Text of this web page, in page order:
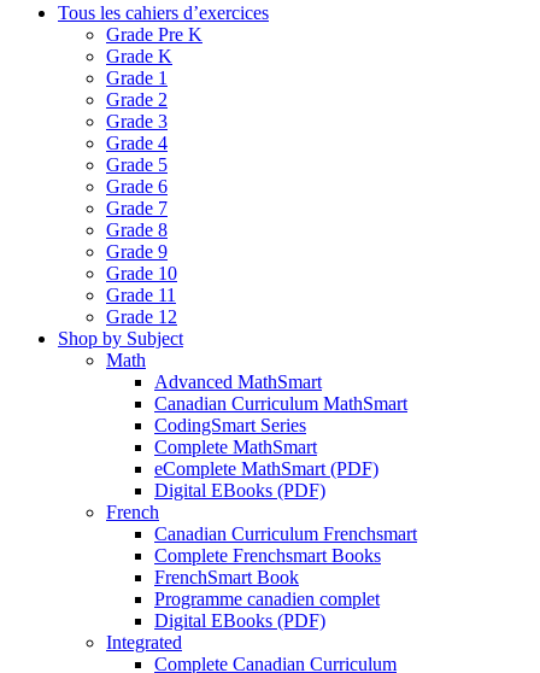
Tous les cahiers d’exercices
Grade Pre K
Grade K
Grade 1
Grade 2
Grade 3
Grade 4
Grade 5
Grade 6
Grade 7
Grade 8
Grade 9
Grade 10
Grade 11
Grade 12
Shop by Subject
Math
Advanced MathSmart
Canadian Curriculum MathSmart
CodingSmart Series
Complete MathSmart
eComplete MathSmart (PDF)
Digital EBooks (PDF)
French
Canadian Curriculum Frenchsmart
Complete Frenchsmart Books
FrenchSmart Book
Programme canadien complet
Digital EBooks (PDF)
Integrated
Complete Canadian Curriculum